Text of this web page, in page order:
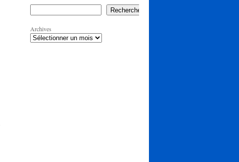
Rechercher
Archives